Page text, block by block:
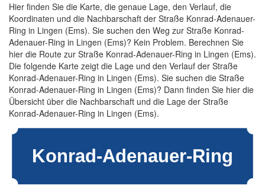
Hier finden Sie die Karte, die genaue Lage, den Verlauf, die
Koordinaten und die Nachbarschaft der Straße Konrad-Adenauer-
Ring in Lingen (Ems). Sie suchen den Weg zur Straße Konrad-
Adenauer-Ring in Lingen (Ems)? Kein Problem. Berechnen Sie
hier die Route zur Straße Konrad-Adenauer-Ring in Lingen (Ems).
Die folgende Karte zeigt die Lage und den Verlauf der Straße
Konrad-Adenauer-Ring in Lingen (Ems). Sie suchen die Straße
Konrad-Adenauer-Ring in Lingen (Ems)? Dann finden Sie hier die
Übersicht über die Nachbarschaft und die Lage der Straße
Konrad-Adenauer-Ring in Lingen (Ems).